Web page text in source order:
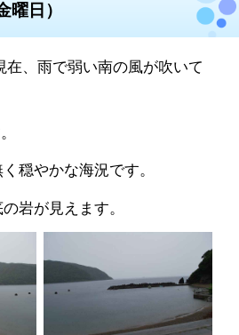
日）
在、雨で弱い南の風が吹いて
穏やかな海況です。
岩が見えます。